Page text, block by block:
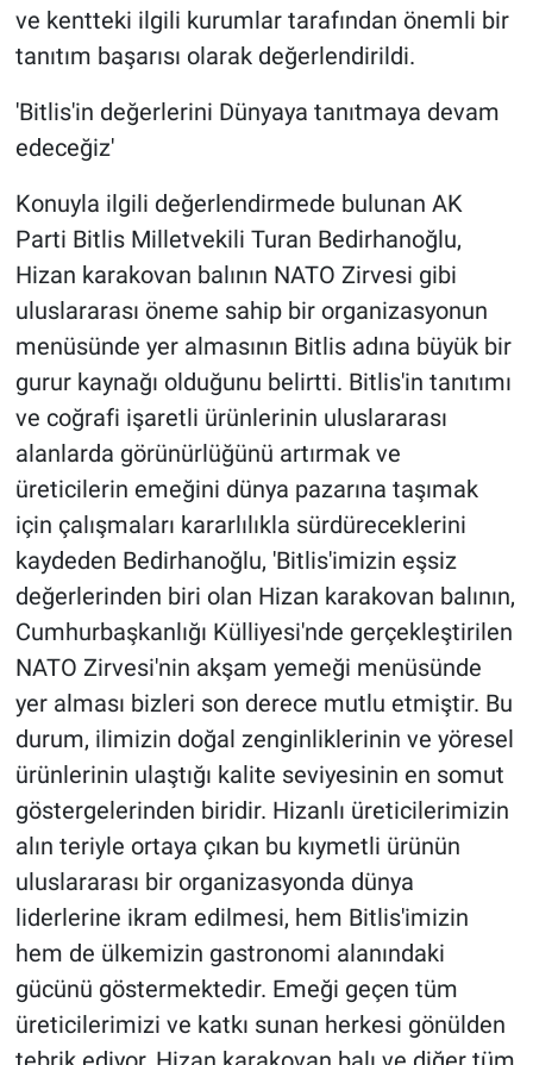
ve kentteki ilgili kurumlar tarafından önemli bir
tanıtım başarısı olarak değerlendirildi.
'Bitlis'in değerlerini Dünyaya tanıtmaya devam
edeceğiz'
Konuyla ilgili değerlendirmede bulunan AK
Parti Bitlis Milletvekili Turan Bedirhanoğlu,
Hizan karakovan balının NATO Zirvesi gibi
uluslararası öneme sahip bir organizasyonun
menüsünde yer almasının Bitlis adına büyük bir
gurur kaynağı olduğunu belirtti. Bitlis'in tanıtımı
ve coğrafi işaretli ürünlerinin uluslararası
alanlarda görünürlüğünü artırmak ve
üreticilerin emeğini dünya pazarına taşımak
için çalışmaları kararlılıkla sürdüreceklerini
kaydeden Bedirhanoğlu, 'Bitlis'imizin eşsiz
değerlerinden biri olan Hizan karakovan balının,
Cumhurbaşkanlığı Külliyesi'nde gerçekleştirilen
NATO Zirvesi'nin akşam yemeği menüsünde
yer alması bizleri son derece mutlu etmiştir. Bu
durum, ilimizin doğal zenginliklerinin ve yöresel
ürünlerinin ulaştığı kalite seviyesinin en somut
göstergelerinden biridir. Hizanlı üreticilerimizin
alın teriyle ortaya çıkan bu kıymetli ürünün
uluslararası bir organizasyonda dünya
liderlerine ikram edilmesi, hem Bitlis'imizin
hem de ülkemizin gastronomi alanındaki
gücünü göstermektedir. Emeği geçen tüm
üreticilerimizi ve katkı sunan herkesi gönülden